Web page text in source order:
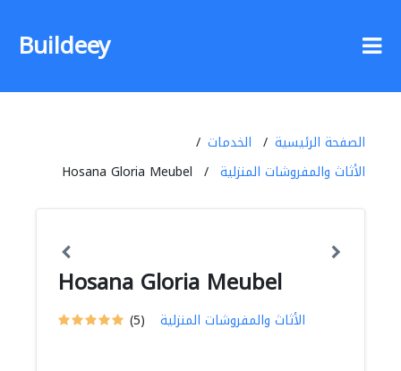
Buildeey
الصفحة الرئيسية
الخدمات
الأثاث والمفروشات المنزلية
Hosana Gloria Meubel
Hosana Gloria Meubel
(5) الأثاث والمفروشات المنزلية